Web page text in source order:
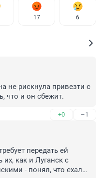
17 6
не рискнула привезти с
что и он сбежит.
+0 –1
передать ей
как и Луганск с
- понял, что ехали